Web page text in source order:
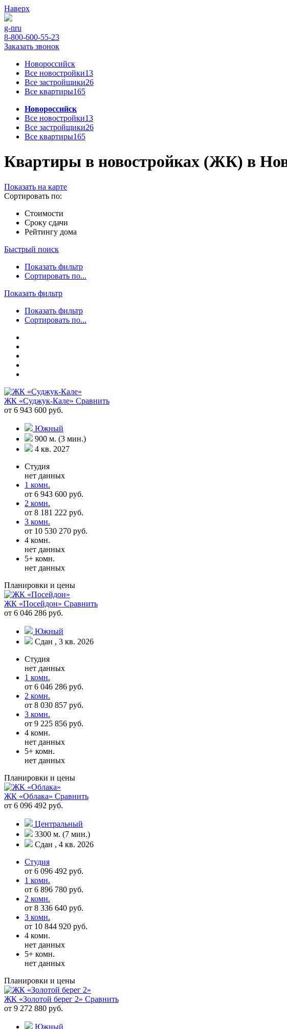
Наверх
g-nru
8-800-600-55-23
Заказать звонок
Новороссийск
Все новостройки13
Все застройщики26
Все квартиры165
Новороссийск
Все новостройки13
Все застройщики26
Все квартиры165
Квартиры в новостройках (ЖК) в
Показать на карте
Сортировать по:
Стоимости
Сроку сдачи
Рейтингу дома
Быстрый поиск
Показать фильтр
Сортировать по...
Показать фильтр
Показать фильтр
Сортировать по...
ЖК «Суджук-Кале» Сравнить
от 6 943 600 руб.
Южный
900 м. (3 мин.)
4 кв. 2027
Студия
нет данных
1 комн.
от 6 943 600 руб.
2 комн.
от 8 181 222 руб.
3 комн.
от 10 530 270 руб.
4 комн.
нет данных
5+ комн.
нет данных
Планировки и цены
ЖК «Посейдон» Сравнить
от 6 046 286 руб.
Южный
Сдан , 3 кв. 2026
Студия
нет данных
1 комн.
от 6 046 286 руб.
2 комн.
от 8 030 857 руб.
3 комн.
от 9 225 856 руб.
4 комн.
нет данных
5+ комн.
нет данных
Планировки и цены
ЖК «Облака» Сравнить
от 6 096 492 руб.
Центральный
3300 м. (7 мин.)
Сдан , 4 кв. 2026
Студия
от 6 096 492 руб.
1 комн.
от 6 896 780 руб.
2 комн.
от 8 336 640 руб.
3 комн.
от 10 844 920 руб.
4 комн.
нет данных
5+ комн.
нет данных
Планировки и цены
ЖК «Золотой берег 2» Сравнить
от 9 272 880 руб.
Южный